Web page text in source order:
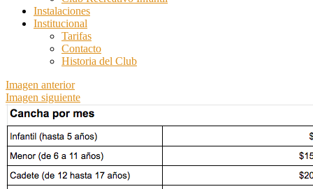
Instalaciones
Institucional
Tarifas
Contacto
Historia del Club
Imagen anterior
Imagen siguiente